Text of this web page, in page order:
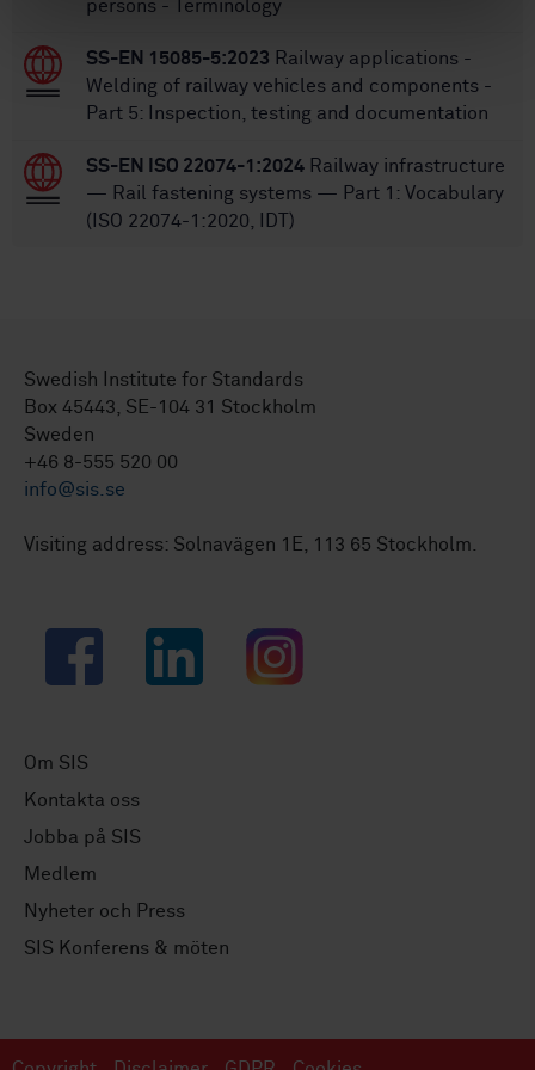
persons - Terminology
SS-EN 15085-5:2023 Railway applications -
Welding of railway vehicles and components -
Part 5: Inspection, testing and documentation
SS-EN ISO 22074-1:2024 Railway infrastructure
— Rail fastening systems — Part 1: Vocabulary
(ISO 22074-1:2020, IDT)
Swedish Institute for Standards
Box 45443, SE-104 31 Stockholm
Sweden
+46 8-555 520 00
info@sis.se
Visiting address: Solnavägen 1E, 113 65 Stockholm.
Facebook LinkedIn Instagram
Om SIS
Kontakta oss
Jobba på SIS
Medlem
Nyheter och Press
SIS Konferens & möten